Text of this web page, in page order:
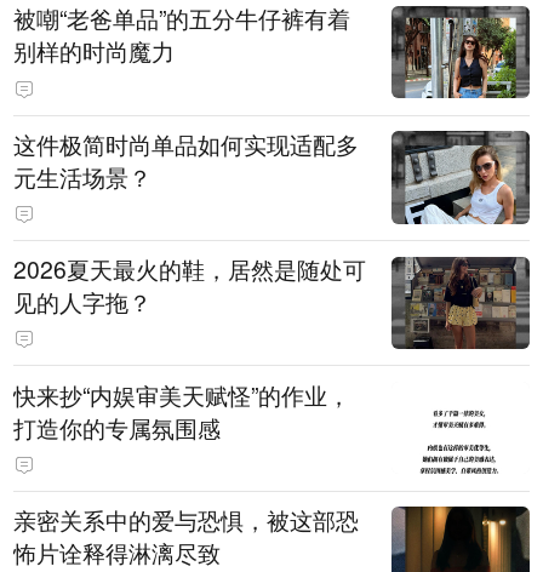
被嘲“老爸单品”的五分牛仔裤有着
别样的时尚魔力
这件极简时尚单品如何实现适配多
元生活场景？
2026夏天最火的鞋，居然是随处可
见的人字拖？
快来抄“内娱审美天赋怪”的作业，
打造你的专属氛围感
亲密关系中的爱与恐惧，被这部恐
怖片诠释得淋漓尽致